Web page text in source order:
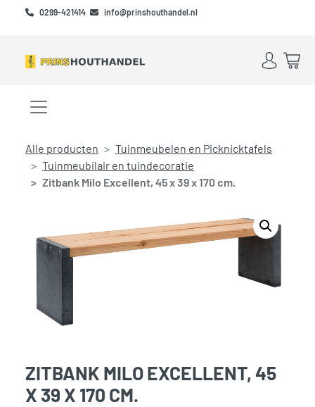
Skip to main content
Skip to footer
0299-421414 info@prinshouthandel.nl
Account
Menu openen/sluiten
Alle producten
Tuinmeubelen en Picknicktafels
Tuinmeubilair en tuindecoratie
Zitbank Milo Excellent, 45 x 39 x 170 cm.
ZITBANK MILO EXCELLENT, 45
X 39 X 170 CM.